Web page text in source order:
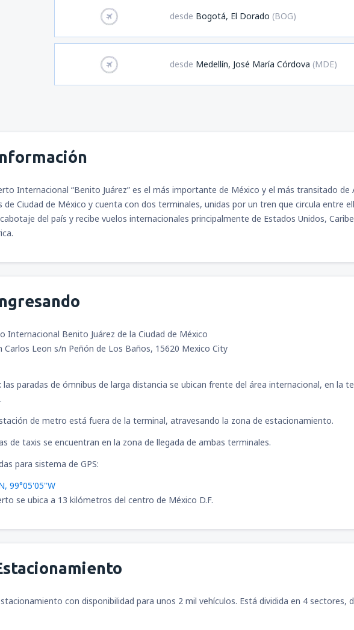
desde Bogotá, El Dorado (BOG)
desde Medellín, José María Córdova (MDE)
Internacional “Benito Juárez” es el más importante de México y el más transitado de
de Ciudad de México y cuenta con dos terminales, unidas por un tren que circula entre
del país y recibe vuelos internacionales principalmente de Estados Unidos,
Internacional Benito Juárez de la Ciudad de México
Carlos Leon s/n Peñón de Los Baños, 15620 Mexico City
las paradas de ómnibus de larga distancia se ubican frente del área internacional, en la
de metro está fuera de la terminal, atravesando la zona de estacionamiento.
de taxis se encuentran en la zona de llegada de ambas terminales.
para sistema de GPS:
99°05'05"W
se ubica a 13 kilómetros del centro de México D.F.
con disponibilidad para unos 2 mil vehículos. Está dividida en 4 sectores,